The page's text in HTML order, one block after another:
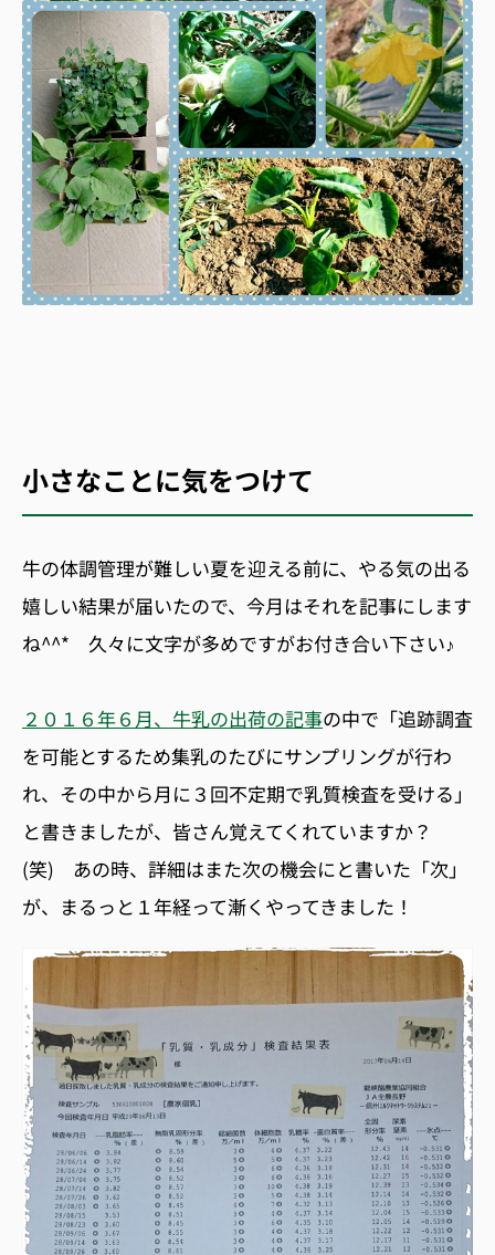
小さなことに気をつけて
牛の体調管理が難しい夏を迎える前に、やる気の出る
嬉しい結果が届いたので、今月はそれを記事にします
ね^^* 久々に文字が多めですがお付き合い下さい♪
２０１６年６月、牛乳の出荷の記事の中で「追跡調査
を可能とするため集乳のたびにサンプリングが行わ
れ、その中から月に３回不定期で乳質検査を受ける」
と書きましたが、皆さん覚えてくれていますか？
(笑) あの時、詳細はまた次の機会にと書いた「次」
が、まるっと１年経って漸くやってきました！